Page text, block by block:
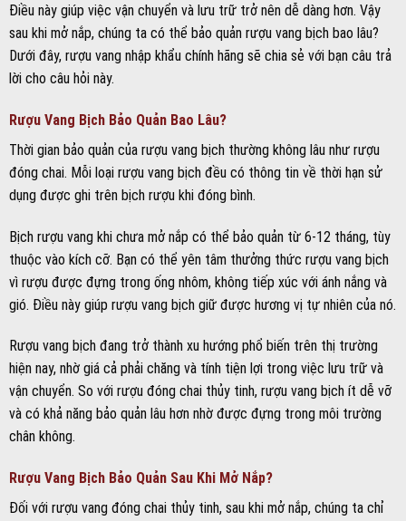
Điều này giúp việc vận chuyển và lưu trữ trở nên dễ dàng hơn. Vậy
sau khi mở nắp, chúng ta có thể bảo quản rượu vang bịch bao lâu?
Dưới đây, rượu vang nhập khẩu chính hãng sẽ chia sẻ với bạn câu trả
lời cho câu hỏi này.
Rượu Vang Bịch Bảo Quản Bao Lâu?
Thời gian bảo quản của rượu vang bịch thường không lâu như rượu
đóng chai. Mỗi loại rượu vang bịch đều có thông tin về thời hạn sử
dụng được ghi trên bịch rượu khi đóng bình.
Bịch rượu vang khi chưa mở nắp có thể bảo quản từ 6-12 tháng, tùy
thuộc vào kích cỡ. Bạn có thể yên tâm thưởng thức rượu vang bịch
vì rượu được đựng trong ống nhôm, không tiếp xúc với ánh nắng và
gió. Điều này giúp rượu vang bịch giữ được hương vị tự nhiên của nó.
Rượu vang bịch đang trở thành xu hướng phổ biến trên thị trường
hiện nay, nhờ giá cả phải chăng và tính tiện lợi trong việc lưu trữ và
vận chuyển. So với rượu đóng chai thủy tinh, rượu vang bịch ít dễ vỡ
và có khả năng bảo quản lâu hơn nhờ được đựng trong môi trường
chân không.
Rượu Vang Bịch Bảo Quản Sau Khi Mở Nắp?
Đối với rượu vang đóng chai thủy tinh, sau khi mở nắp, chúng ta chỉ